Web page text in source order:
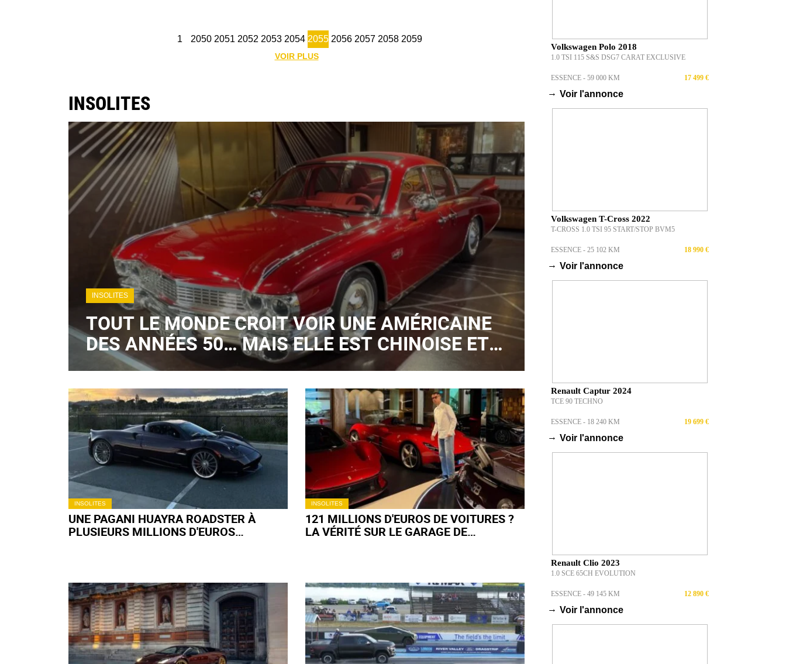
1 2050 2051 2052 2053 2054 2055 2056 2057 2058 2059
VOIR PLUS
INSOLITES
INSOLITES
TOUT LE MONDE CROIT VOIR UNE AMÉRICAINE
DES ANNÉES 50… MAIS ELLE EST CHINOISE ET
HYBRIDE
INSOLITES
UNE PAGANI HUAYRA ROADSTER À
PLUSIEURS MILLIONS D'EUROS
INSOLITES
121 MILLIONS D'EUROS DE VOITURES ?
LA VÉRITÉ SUR LE GARAGE DE
Volkswagen Polo 2018
1.0 TSI 115 S&S DSG7 CARAT EXCLUSIVE
ESSENCE - 59 000 KM 17 499 €
→ Voir l'annonce
Volkswagen T-Cross 2022
T-CROSS 1.0 TSI 95 START/STOP BVM5
ESSENCE - 25 102 KM 18 990 €
→ Voir l'annonce
Renault Captur 2024
TCE 90 TECHNO
ESSENCE - 18 240 KM 19 699 €
→ Voir l'annonce
Renault Clio 2023
1.0 SCE 65CH EVOLUTION
ESSENCE - 49 145 KM 12 890 €
→ Voir l'annonce